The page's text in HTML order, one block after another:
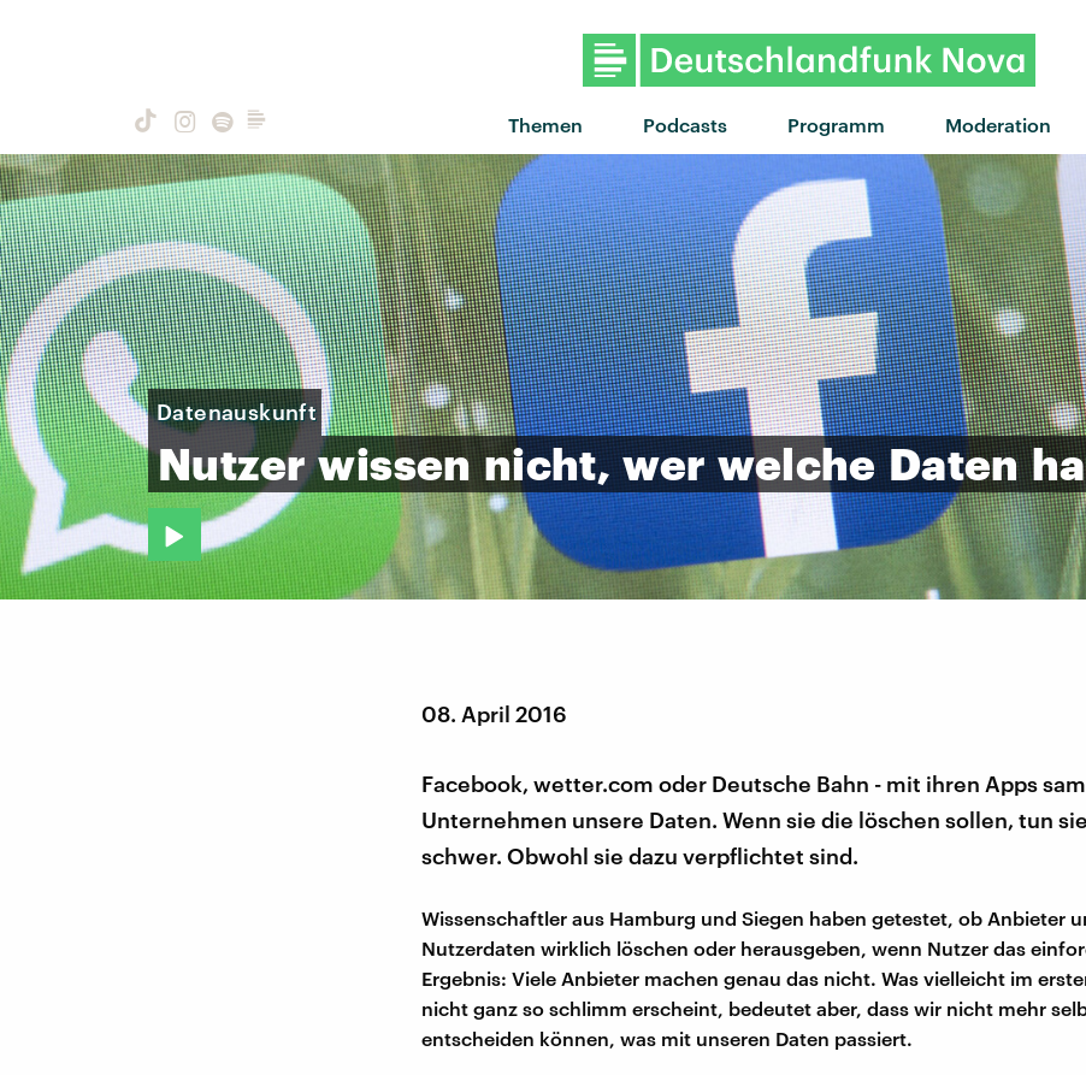
Themen Podcasts Programm Moderation
Datenauskunft
Nutzer wissen nicht, wer welche Daten
08. April 2016
Facebook, wetter.com oder Deutsche Bahn - mit ihren Apps
Unternehmen unsere Daten. Wenn sie die löschen sollen, tun
schwer. Obwohl sie dazu verpflichtet sind.
Wissenschaftler aus Hamburg und Siegen haben getestet, ob Anbieter
Nutzerdaten wirklich löschen oder herausgeben, wenn Nutzer das
Ergebnis: Viele Anbieter machen genau das nicht. Was vielleicht im
nicht ganz so schlimm erscheint, bedeutet aber, dass wir nicht mehr
entscheiden können, was mit unseren Daten passiert.